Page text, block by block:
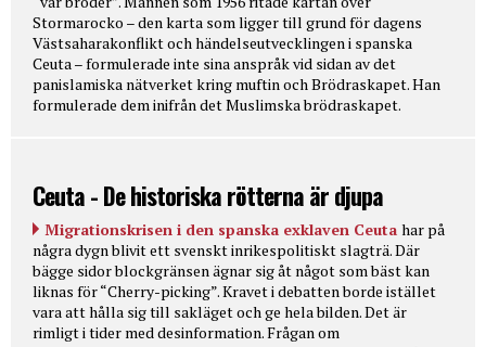
Stormarocko – den karta som ligger till grund för dagens
Västsaharakonflikt och händelseutvecklingen i spanska
Ceuta – formulerade inte sina anspråk vid sidan av det
panislamiska nätverket kring muftin och Brödraskapet. Han
formulerade dem inifrån det Muslimska brödraskapet.
Ceuta - De historiska rötterna är djupa
Migrationskrisen i den spanska exklaven Ceuta har på
några dygn blivit ett svenskt inrikespolitiskt slagträ. Där
bägge sidor blockgränsen ägnar sig åt något som bäst kan
liknas för “Cherry-picking”. Kravet i debatten borde istället
vara att hålla sig till sakläget och ge hela bilden. Det är
rimligt i tider med desinformation. Frågan om